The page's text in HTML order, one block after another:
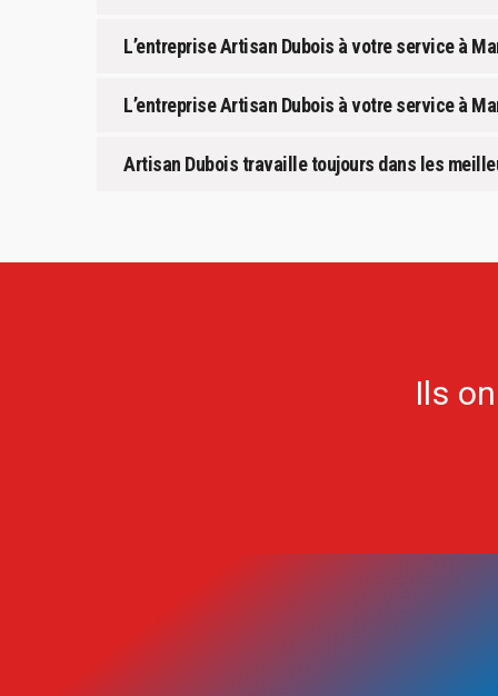
L’entreprise Artisan Dubois à votre service à
L’entreprise Artisan Dubois à votre service à
Artisan Dubois travaille toujours dans les
Ils